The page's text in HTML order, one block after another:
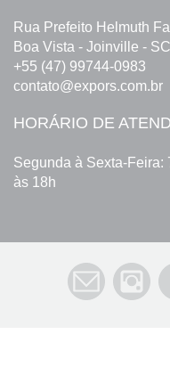
Rua Prefeito Helmuth
Boa Vista - Joinville -
+55 (47) 99744-0983
contato@expors.com.br
HORÁRIO DE
Segunda à Sexta-Feira:
às 18h